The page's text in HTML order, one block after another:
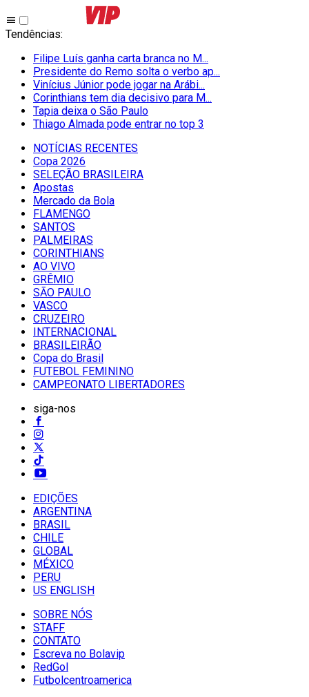
Tendências:
Filipe Luís ganha carta branca no M...
Presidente do Remo solta o verbo ap...
Vinícius Júnior pode jogar na Arábi...
Corinthians tem dia decisivo para M...
Tapia deixa o São Paulo
Thiago Almada pode entrar no top 3
NOTÍCIAS RECENTES
Copa 2026
SELEÇÃO BRASILEIRA
Apostas
Mercado da Bola
FLAMENGO
SANTOS
PALMEIRAS
CORINTHIANS
AO VIVO
GRÊMIO
SĀO PAULO
VASCO
CRUZEIRO
INTERNACIONAL
BRASILEIRÃO
Copa do Brasil
FUTEBOL FEMININO
CAMPEONATO LIBERTADORES
siga-nos
EDIÇÕES
ARGENTINA
BRASIL
CHILE
GLOBAL
MÉXICO
PERU
US ENGLISH
SOBRE NÓS
STAFF
CONTATO
Escreva no Bolavip
RedGol
Futbolcentroamerica